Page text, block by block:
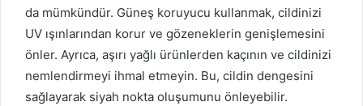
da mümkündür. Güneş koruyucu kullanmak, cildinizi
UV ışınlarından korur ve gözeneklerin genişlemesini
önler. Ayrıca, aşırı yağlı ürünlerden kaçının ve cildinizi
nemlendirmeyi ihmal etmeyin. Bu, cildin dengesini
sağlayarak siyah nokta oluşumunu önleyebilir.